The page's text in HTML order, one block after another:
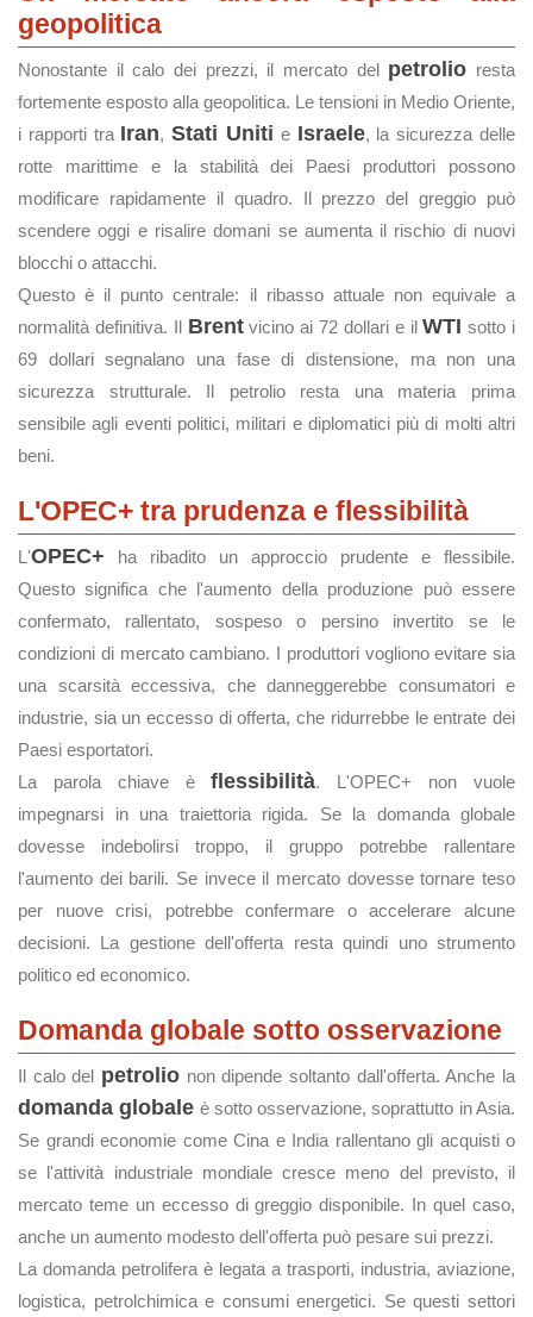
geopolitica
Nonostante il calo dei prezzi, il mercato del petrolio resta
fortemente esposto alla geopolitica. Le tensioni in Medio Oriente,
i rapporti tra Iran,Stati Uniti e Israele, la sicurezza delle
rotte marittime e la stabilità dei Paesi produttori possono
modificare rapidamente il quadro. Il prezzo del greggio può
scendere oggi e risalire domani se aumenta il rischio di nuovi
blocchi o attacchi.
Questo è il punto centrale: il ribasso attuale non equivale a
normalità definitiva. Il Brentvicino ai 72 dollari e ilWTI sotto i
69 dollari segnalano una fase di distensione, ma non una
sicurezza strutturale. Il petrolio resta una materia prima
sensibile agli eventi politici, militari e diplomatici più di molti altri
beni.
L'OPEC+ tra prudenza e flessibilità
L'OPEC+ ha ribadito un approccio prudente e flessibile.
Questo significa che l'aumento della produzione può essere
confermato, rallentato, sospeso o persino invertito se le
condizioni di mercato cambiano. I produttori vogliono evitare sia
una scarsità eccessiva, che danneggerebbe consumatori e
industrie, sia un eccesso di offerta, che ridurrebbe le entrate dei
Paesi esportatori.
La parola chiave èflessibilità. L'OPEC+ non vuole
impegnarsi in una traiettoria rigida. Se la domanda globale
dovesse indebolirsi troppo, il gruppo potrebbe rallentare
l'aumento dei barili. Se invece il mercato dovesse tornare teso
per nuove crisi, potrebbe confermare o accelerare alcune
decisioni. La gestione dell'offerta resta quindi uno strumento
politico ed economico.
Domanda globale sotto osservazione
Il calo del petrolio non dipende soltanto dall'offerta. Anche la
domanda globale è sotto osservazione, soprattutto in Asia.
Se grandi economie come Cina e India rallentano gli acquisti o
se l'attività industriale mondiale cresce meno del previsto, il
mercato teme un eccesso di greggio disponibile. In quel caso,
anche un aumento modesto dell'offerta può pesare sui prezzi.
La domanda petrolifera è legata a trasporti, industria, aviazione,
logistica, petrolchimica e consumi energetici. Se questi settori